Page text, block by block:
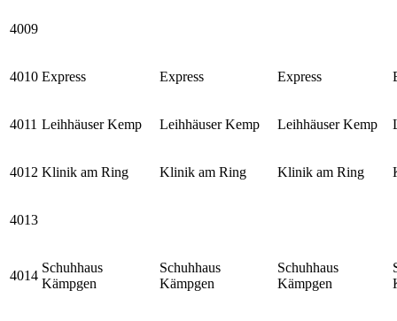
4009
4010 Express Express Express
4011 Leihhäuser Kemp Leihhäuser Kemp Leihhäuser Kemp
4012 Klinik am Ring Klinik am Ring Klinik am Ring
4013
4014
Schuhhaus
Kämpgen
Schuhhaus
Kämpgen
Schuhhaus
Kämpgen